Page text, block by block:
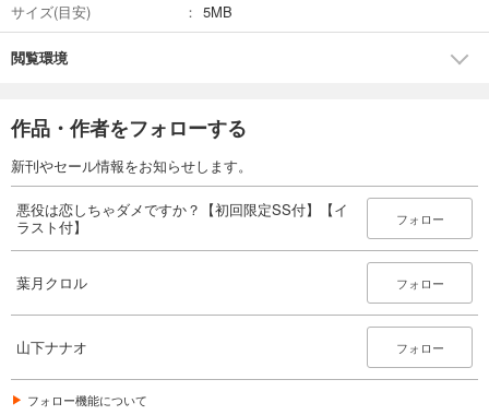
サイズ(目安)
5MB
閲覧環境
作品・作者をフォローする
新刊やセール情報をお知らせします。
悪役は恋しちゃダメですか？【初回限定SS付】【イ
ラスト付】
フォロー
葉月クロル フォロー
山下ナナオ フォロー
フォロー機能について